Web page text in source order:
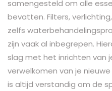
samengesteld om alle
bevatten. Filters,
zelfs
zijn vaak al inbegrepen.
slag met het inrichten van
verwelkomen van je
is altijd verstandig om de